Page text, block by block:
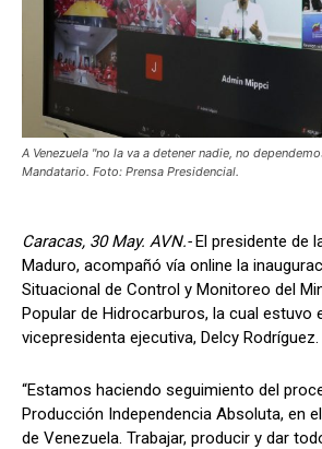
A Venezuela "no la va a detener nadie, no
Mandatario. Foto: Prensa Presidencial.
Caracas, 30 May. AVN.-El presidente de
Maduro, acompañó vía online la
Situacional de Control y Monitoreo del
Popular de Hidrocarburos, la cual estuvo
vicepresidenta ejecutiva, Delcy Rodríguez.
“Estamos haciendo seguimiento del
Producción Independencia Absoluta, en
de Venezuela. Trabajar, producir y dar